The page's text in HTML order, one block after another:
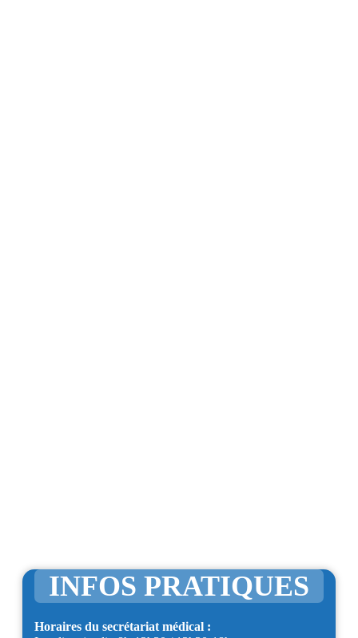
INFOS PRATIQUES
Horaires du secrétariat médical :